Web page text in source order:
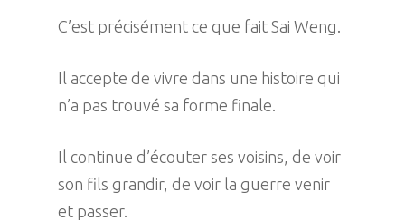
C’est précisément ce que fait Sai Weng.
Il accepte de vivre dans une histoire qui
n’a pas trouvé sa forme finale.
Il continue d’écouter ses voisins, de voir
son fils grandir, de voir la guerre venir
et passer.